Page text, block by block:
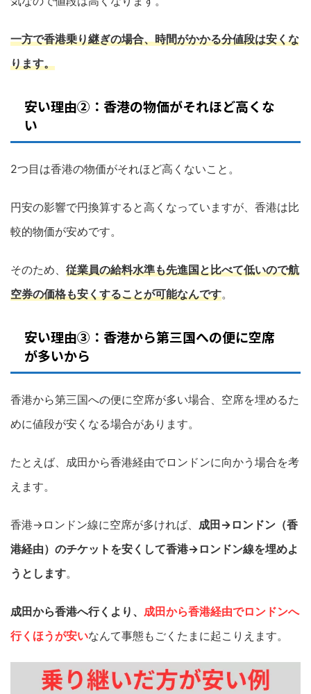
一方で香港乗り継ぎの場合、時間がかかる分値段は安くな
ります。
安い理由②：香港の物価がそれほど高くな
い
2つ目は香港の物価がそれほど高くないこと。
円安の影響で円換算すると高くなっていますが、香港は比
較的物価が安めです。
そのため、 従業員の給料水準も先進国と比べて低いので航
空券の価格も安くすることが可能なんです。
安い理由③：香港から第三国への便に空席
が多いから
香港から第三国への便に空席が多い場合、空席を埋めるた
めに値段が安くなる場合があります。
たとえば、成田から香港経由でロンドンに向かう場合を考
えます。
香港→ロンドン線に空席が多ければ、 成田→ロンドン（香
港経由）のチケットを安くして香港→ロンドン線を埋めよ
うとします。
成田から香港へ行くより、 成田から香港経由でロンドンへ
行くほうが安いなんて事態もごくたまに起こりえます。